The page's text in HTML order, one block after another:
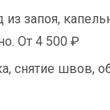
запоя,
От 4 500 ₽
снятие швов,